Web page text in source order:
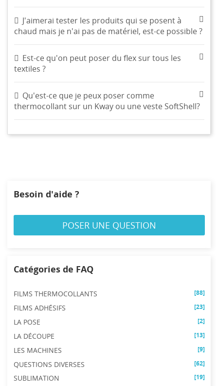
Besoin d'aide ?
POSER UNE QUESTION
Catégories de FAQ
FILMS THERMOCOLLANTS [88]
FILMS ADHÉSIFS [23]
LA POSE [2]
LA DÉCOUPE [13]
LES MACHINES [9]
QUESTIONS DIVERSES [62]
SUBLIMATION [19]
J'aimerai tester les produits qui se posent à
chaud mais je n'ai pas de matériel, est-ce possible ?
Est-ce qu'on peut poser du flex sur tous les
textiles ?
Qu'est-ce que je peux poser comme
thermocollant sur un Kway ou une veste SoftShell?
((MODALTITLE))
CRÉER UNE LISTE D'ENVIES
NOM DE LA LISTE D'ENVIES
Annuler
CONNEXION